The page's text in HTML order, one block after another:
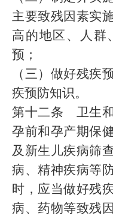
主要致残因素实
高的地区、人群
预；
（三）做好残疾
疾预防知识。
第十二条 卫生
孕前和孕产期保
及新生儿疾病筛
病、精神疾病等
时，应当做好残
病、药物等致残